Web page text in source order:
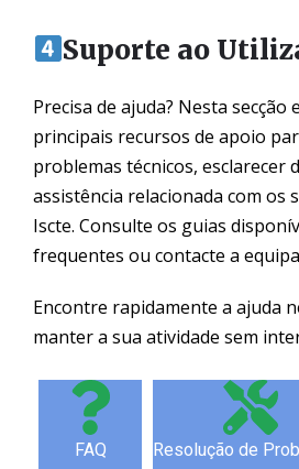
Suporte ao
Precisa de ajuda? Nesta secção
principais recursos de apoio
problemas técnicos, esclarecer
assistência relacionada com os
Iscte. Consulte os guias
frequentes ou contacte a
Encontre rapidamente a ajuda
manter a sua atividade sem
FAQ Resolução de